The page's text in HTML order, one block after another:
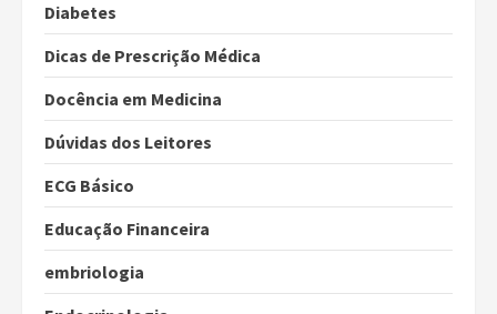
Diabetes
Dicas de Prescrição Médica
Docência em Medicina
Dúvidas dos Leitores
ECG Básico
Educação Financeira
embriologia